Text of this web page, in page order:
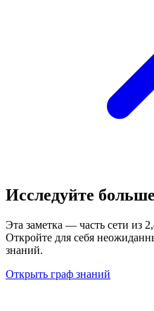
Исследуйте
Эта заметка — часть сети из
Откройте для себя
знаний.
Открыть граф знаний